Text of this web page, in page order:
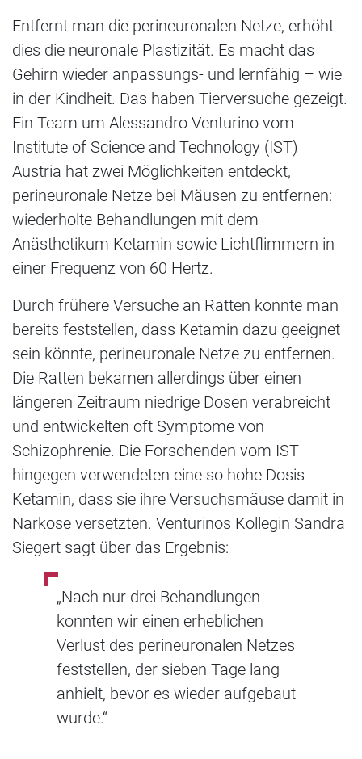
Entfernt man die perineuronalen Netze, erhöht
dies die neuronale Plastizität. Es macht das
Gehirn wieder anpassungs- und lernfähig – wie
in der Kindheit. Das haben Tierversuche gezeigt.
Ein Team um Alessandro Venturino vom
Institute of Science and Technology (IST)
Austria hat zwei Möglichkeiten entdeckt,
perineuronale Netze bei Mäusen zu entfernen:
wiederholte Behandlungen mit dem
Anästhetikum Ketamin sowie Lichtflimmern in
einer Frequenz von 60 Hertz.
Durch frühere Versuche an Ratten konnte man
bereits feststellen, dass Ketamin dazu geeignet
sein könnte, perineuronale Netze zu entfernen.
Die Ratten bekamen allerdings über einen
längeren Zeitraum niedrige Dosen verabreicht
und entwickelten oft Symptome von
Schizophrenie. Die Forschenden vom IST
hingegen verwendeten eine so hohe Dosis
Ketamin, dass sie ihre Versuchsmäuse damit in
Narkose versetzten. Venturinos Kollegin Sandra
Siegert sagt über das Ergebnis:
„Nach nur drei Behandlungen
konnten wir einen erheblichen
Verlust des perineuronalen Netzes
feststellen, der sieben Tage lang
anhielt, bevor es wieder aufgebaut
wurde.“